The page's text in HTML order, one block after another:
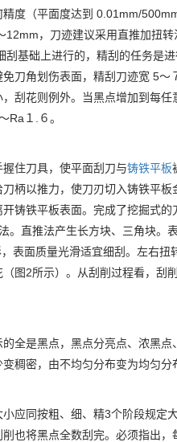
度（平面度达到 0.01mm/
，刀迹建议采用直推加扭转
基础上进行的，精刮的任务是
刀角划伤表面，精刮刀迹宽 5
刮花则例外。当黑点增加到每
Ra１.６。
住刀具，使平面刮刀与铸铁平板
柄以推力，使刀刃切入铸铁平
铸铁平板表面。完成了挖掘式
直推法产生长方块、三角块。
表面质量光滑适宜细刮。左右
图2所示）。从刮削过程看，刮
全是黑点，黑点分亮点、浓黑
稠密，由不均匀分布变为均匀分
应同按粗、细、精3个阶段规定
也将黑点全数刮完。必须指出